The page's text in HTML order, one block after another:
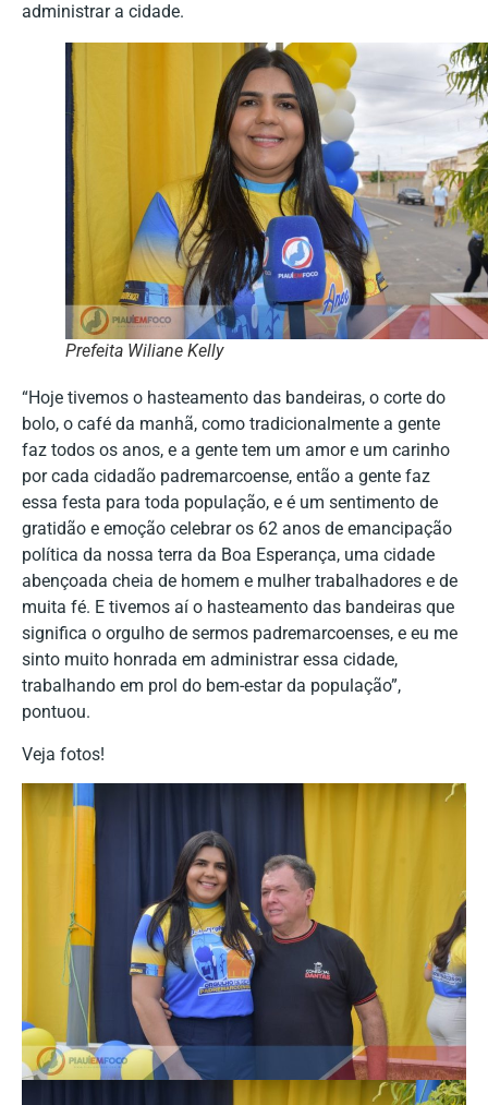
administrar a cidade.
Prefeita Wiliane Kelly
“Hoje tivemos o hasteamento das bandeiras, o corte do
bolo, o café da manhã, como tradicionalmente a gente
faz todos os anos, e a gente tem um amor e um carinho
por cada cidadão padremarcoense, então a gente faz
essa festa para toda população, e é um sentimento de
gratidão e emoção celebrar os 62 anos de emancipação
política da nossa terra da Boa Esperança, uma cidade
abençoada cheia de homem e mulher trabalhadores e de
muita fé. E tivemos aí o hasteamento das bandeiras que
significa o orgulho de sermos padremarcoenses, e eu me
sinto muito honrada em administrar essa cidade,
trabalhando em prol do bem-estar da população”,
pontuou.
Veja fotos!